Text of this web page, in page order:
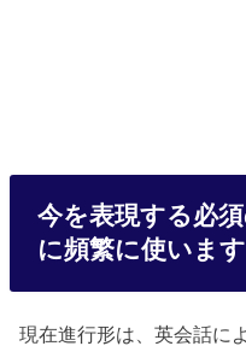
今を表現する必
に頻繁に使います
現在進行形は、英会話に